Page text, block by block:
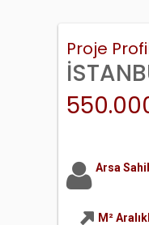
Proje
Arsa
M²